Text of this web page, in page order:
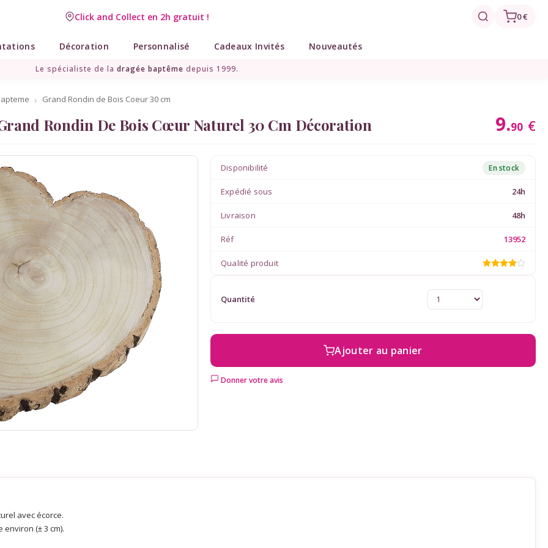
Click and Collect en 2h gratuit !
Livraison point relais gratuit dès 89 € ! 0 €
Décoration Personnalisé Cadeaux Invités Nouveautés
Le spécialiste de la dragée baptême depuis 1999.
Grand Rondin de Bois Coeur 30 cm
Rondin De Bois Cœur Naturel 30 Cm Décoration 9.90 €
Disponibilité En stock
Expédié sous 24h
Livraison 48h
Réf 13952
Qualité produit
Quantité
Ajouter au panier
Donner votre avis
avec écorce.
environ (± 3 cm).